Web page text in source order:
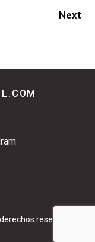
Next
reservados.